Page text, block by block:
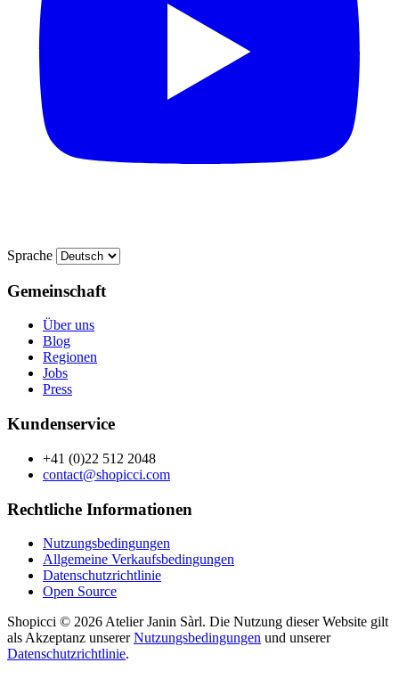
Sprache
Gemeinschaft
Über uns
Blog
Regionen
Jobs
Press
Kundenservice
+41 (0)22 512 2048
contact@shopicci.com
Rechtliche Informationen
Nutzungsbedingungen
Allgemeine Verkaufsbedingungen
Datenschutzrichtlinie
Open Source
Shopicci © 2026 Atelier Janin Sàrl. Die Nutzung dieser Website gilt
als Akzeptanz unsererNutzungsbedingungen und unserer
Datenschutzrichtlinie.